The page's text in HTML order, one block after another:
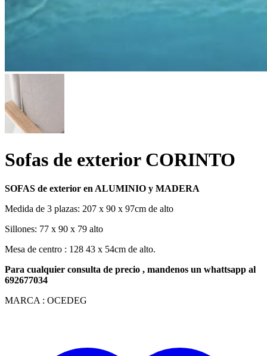
Sofas de exterior CORINTO
SOFAS de exterior en ALUMINIO y MADERA
Medida de 3 plazas: 207 x 90 x 97cm de alto
Sillones: 77 x 90 x 79 alto
Mesa de centro : 128 43 x 54cm de alto.
Para cualquier consulta de precio , mandenos un whattsapp al
692677034
MARCA : OCEDEG